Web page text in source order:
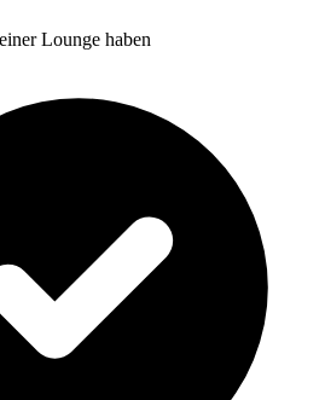
Lounge haben